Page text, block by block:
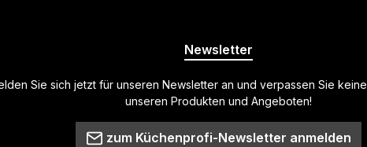
Newsletter
Sie sich jetzt für unseren Newsletter an und verpassen Sie
unseren Produkten und Angeboten!
zum Küchenprofi-Newsletter anmelden